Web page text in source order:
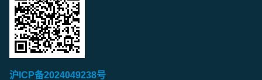
沪ICP备2024049238号